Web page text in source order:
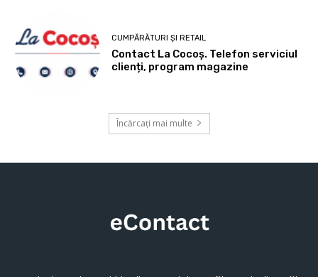
CUMPĂRĂTURI ȘI RETAIL
Contact La Cocoș. Telefon serviciul
clienți, program magazine
Încărcați mai multe